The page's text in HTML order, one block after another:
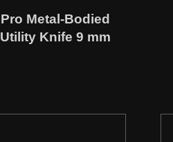
Pro Metal-Bodied
Utility Knife 9 mm